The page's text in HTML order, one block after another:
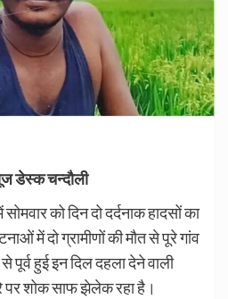
डेस्क चन्दौली
को दिन दो दर्दनाक हादसों का
में दो ग्रामीणों की मौत से पूरे गांव
पूर्व हुई इन दिल दहला देने वाली
पर शोक साफ झेलेक रहा है।